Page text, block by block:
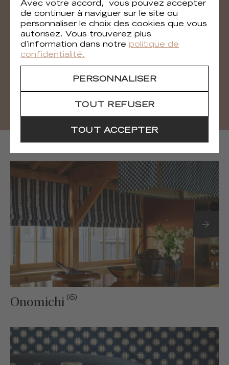
Besoin de tous les visuels ?
Vous pouvez télécharger tous les visuels de la
collection
COLLECTIONS SUIVANTES
Onomichi (6)
Avec votre accord, vous pouvez accepter
de continuer à naviguer sur le site ou
personnaliser le choix des cookies que vous
autorisez. Vous trouverez plus
d’information dans notre politique de
confidentialité.
PERSONNALISER
TOUT REFUSER
TOUT ACCEPTER